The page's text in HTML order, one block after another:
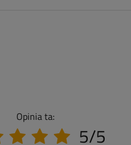
Opinia ta:
5/5